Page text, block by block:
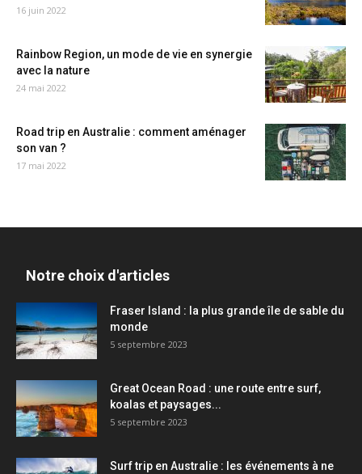
16 juin 2022
Rainbow Region, un mode de vie en synergie
avec la nature
24 mai 2022
Road trip en Australie : comment aménager
son van ?
17 mai 2022
Notre choix d'articles
Fraser Island : la plus grande île de sable du
monde
5 septembre 2023
Great Ocean Road : une route entre surf,
koalas et paysages...
5 septembre 2023
Surf trip en Australie : les événements à ne